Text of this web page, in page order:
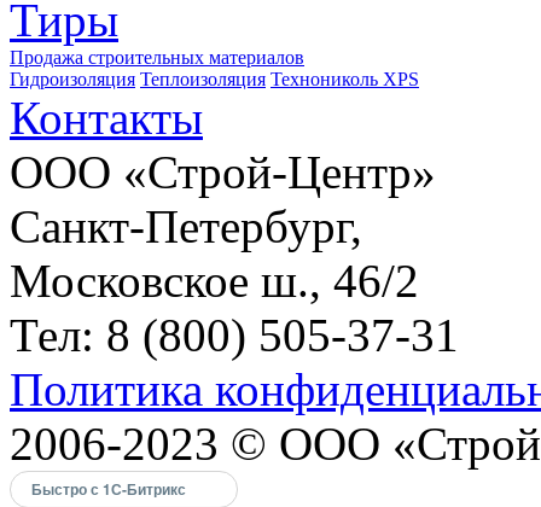
Тиры
Продажа строительных материалов
Гидроизоляция Теплоизоляция Технониколь XPS
Контакты
ООО «Строй-Центр»
Санкт-Петербург,
Московское ш., 46/2
Тел: 8 (800) 505-37-31
Политика
2006-2023 © ООО
Быстро с 1С-Битрикс